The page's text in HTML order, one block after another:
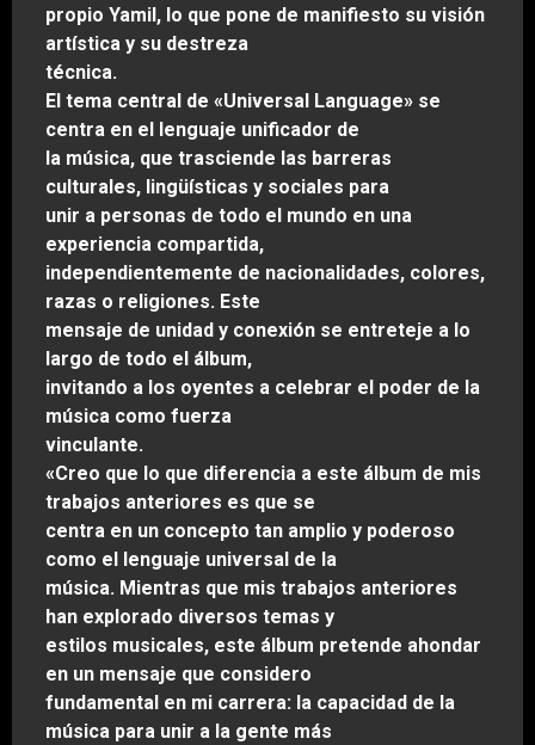
propio Yamil, lo que pone de manifiesto su visión
artística y su destreza
técnica.
El tema central de «Universal Language» se
centra en el lenguaje unificador de
la música, que trasciende las barreras
culturales, lingüísticas y sociales para
unir a personas de todo el mundo en una
experiencia compartida,
independientemente de nacionalidades, colores,
razas o religiones. Este
mensaje de unidad y conexión se entreteje a lo
largo de todo el álbum,
invitando a los oyentes a celebrar el poder de la
música como fuerza
vinculante.
«Creo que lo que diferencia a este álbum de mis
trabajos anteriores es que se
centra en un concepto tan amplio y poderoso
como el lenguaje universal de la
música. Mientras que mis trabajos anteriores
han explorado diversos temas y
estilos musicales, este álbum pretende ahondar
en un mensaje que considero
fundamental en mi carrera: la capacidad de la
música para unir a la gente más